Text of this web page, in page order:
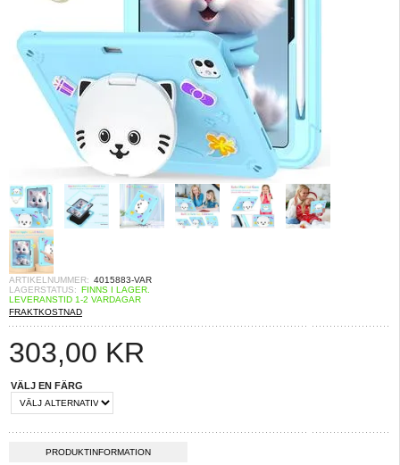
ARTIKELNUMMER: 4015883-VAR
LAGERSTATUS: FINNS I LAGER.
LEVERANSTID 1-2 VARDAGAR
FRAKTKOSTNAD
303,00 KR
VÄLJ EN FÄRG
PRODUKTINFORMATION